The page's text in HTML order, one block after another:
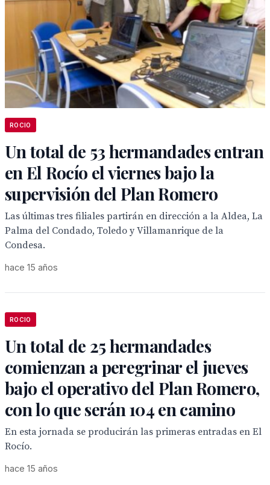
ROCIO
Un total de 53 hermandades entran
en El Rocío el viernes bajo la
supervisión del Plan Romero
Las últimas tres filiales partirán en dirección a la Aldea, La
Palma del Condado, Toledo y Villamanrique de la
Condesa.
hace 15 años
ROCIO
Un total de 25 hermandades
comienzan a peregrinar el jueves
bajo el operativo del Plan Romero,
con lo que serán 104 en camino
En esta jornada se producirán las primeras entradas en El
Rocío.
hace 15 años